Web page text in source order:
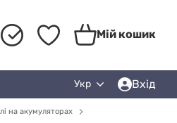
Мій кошик
Укр Вхід
на акумуляторах